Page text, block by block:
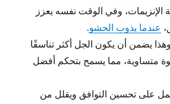
الإنزيمات، وفي الوقت نفسه يعزز
عندما يذوب الحشو.
وهذا يضمن أن يكون الجل أكثر تناسقًا
متساوية، مما يسمح بتحكم أفضل
على تحسين التوافق ويقلل من